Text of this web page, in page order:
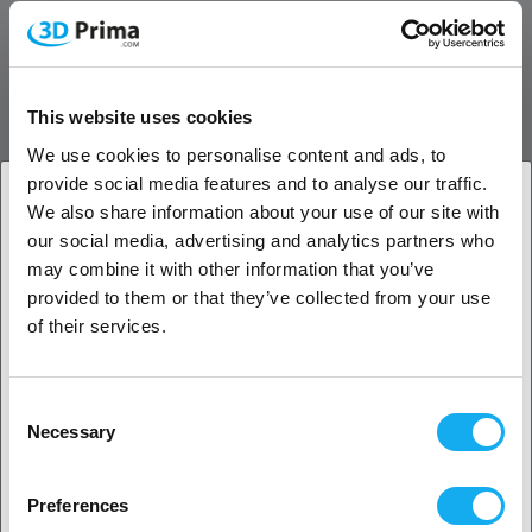
This website uses cookies
We use cookies to personalise content and ads, to
provide social media features and to analyse our traffic.
We also share information about your use of our site with
our social media, advertising and analytics partners who
may combine it with other information that you’ve
provided to them or that they’ve collected from your use
of their services.
Selection
Necessary
Preferences
Bra vidhäftning av skikten och låg skevhet
Detta PETG-filament kännetecknas av mycket god vidhäftning mellan
att skriva ut. Om du har en 3D-skrivare med en uppvärmningsbar
byggplattform rekommenderar vi en temperaturinställning på 40-60
°C.
3D-utskrift av förpackningar, föremål och
delar i högsta kvalitet
EasyPrint PETG är utan tvekan ett av de bästa filamenten för din 3D-
skrivare. 3D-skriv ut förpackningar, föremål och komponenter med
under hela tillverkningsprocessen. Detta garanterar att du får en
föremål med utmärkt kvalitet och en ädel yta.
temperaturområde
1. Är du en företagskund eller en privatkund?
Företagskund
Privat kund